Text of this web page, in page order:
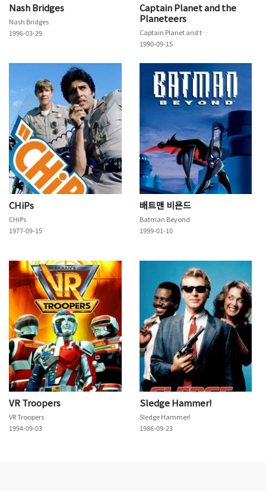
Nash Bridges
Nash Bridges
1996-03-29
Captain Planet and the
Planeteers
Captain Planet and the Planeteers
1990-09-15
CHiPs
CHiPs
1977-09-15
배트맨 비욘드
Batman Beyond
1999-01-10
VR Troopers
VR Troopers
1994-09-03
Sledge Hammer!
Sledge Hammer!
1986-09-23